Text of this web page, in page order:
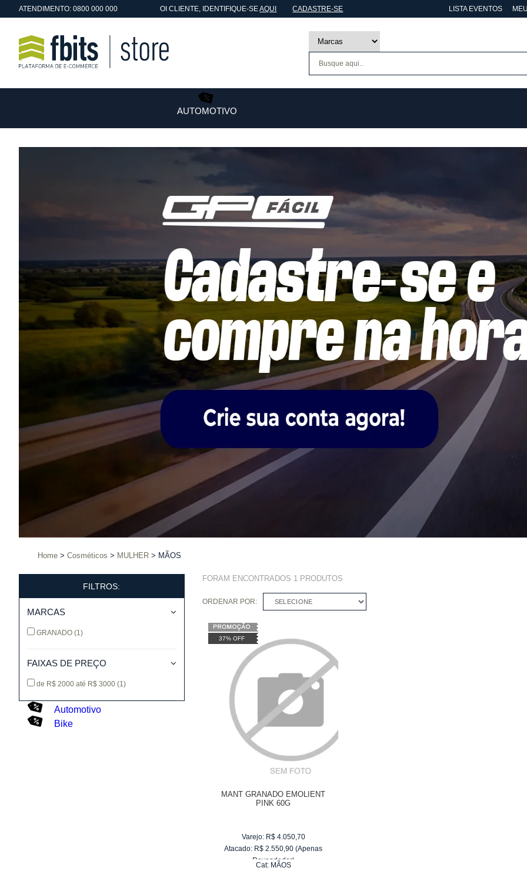
ATENDIMENTO: 0800 000 000 OICLIENTE, IDENTIFIQUE-SEAQUI CADASTRE-SE LISTA EVENTOS
AUTOMOTIVO
Home Cosméticos MULHER MÃOS
FILTROS:
MARCAS
GRANADO (1)
FAIXAS DE PREÇO
de R$ 2000 até R$ 3000 (1)
Automotivo
Bike
FORAM ENCONTRADOS 1PRODUTOS
ORDENAR POR: SELECIONE
37% OFF
MANT GRANADO EMOLIENT
PINK 60G
Varejo: R$ 4.050,70
Atacado: R$ 2.550,90 (Apenas
Revendedor)
Cat: MÃOS